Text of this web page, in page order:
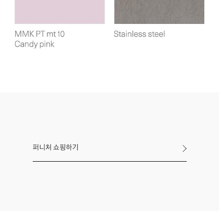
퍼니처 쇼핑하기